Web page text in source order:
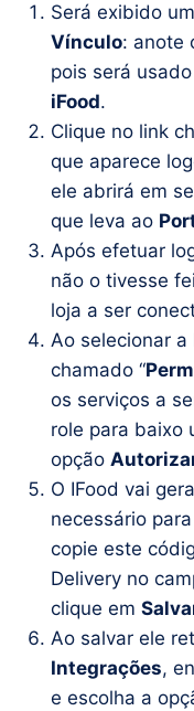
Será exibido
Vínculo: anote
pois será
iFood.
Clique no link
que aparece
ele abrirá em
que leva ao
Após efetuar
não o tivesse
loja a ser
Ao selecionar
chamado “
os serviços a
role para baixo
opção
O IFood vai
necessário
copie este
Delivery no
clique em
Ao salvar ele
Integrações,
e escolha a